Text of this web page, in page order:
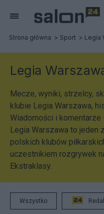
Strona główna Sport Legia
Legia
Mecze, wyniki, strzelcy,
klubie Legia Warszawa,
Wiadomości i komentarze
Legia Warszawa to jeden
polskich klubów
uczestnikiem rozgrywek
Ekstraklasy.
Wszystko